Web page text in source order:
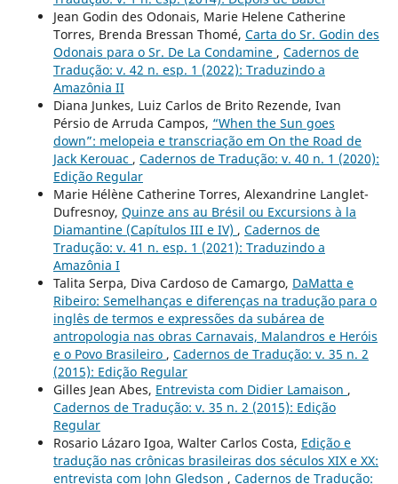
Jean Godin des Odonais, Marie Helene Catherine
Torres, Brenda Bressan Thomé, Carta do Sr. Godin des
Odonais para o Sr. De La Condamine , Cadernos de
Tradução: v. 42 n. esp. 1 (2022): Traduzindo a
Amazônia II
Diana Junkes, Luiz Carlos de Brito Rezende, Ivan
Pérsio de Arruda Campos, “When the Sun goes
down”: melopeia e transcriação em On the Road de
Jack Kerouac , Cadernos de Tradução: v. 40 n. 1 (2020):
Edição Regular
Marie Hélène Catherine Torres, Alexandrine Langlet-
Dufresnoy, Quinze ans au Brésil ou Excursions à la
Diamantine (Capítulos III e IV) , Cadernos de
Tradução: v. 41 n. esp. 1 (2021): Traduzindo a
Amazônia I
Talita Serpa, Diva Cardoso de Camargo, DaMatta e
Ribeiro: Semelhanças e diferenças na tradução para o
inglês de termos e expressões da subárea de
antropologia nas obras Carnavais, Malandros e Heróis
e o Povo Brasileiro , Cadernos de Tradução: v. 35 n. 2
(2015): Edição Regular
Gilles Jean Abes, Entrevista com Didier Lamaison ,
Cadernos de Tradução: v. 35 n. 2 (2015): Edição
Regular
Rosario Lázaro Igoa, Walter Carlos Costa, Edição e
tradução nas crônicas brasileiras dos séculos XIX e XX:
entrevista com John Gledson , Cadernos de Tradução: